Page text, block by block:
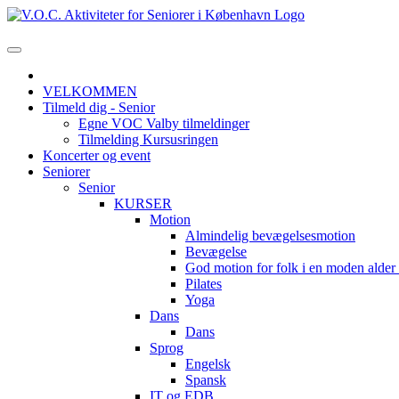
VELKOMMEN
Tilmeld dig - Senior
Egne VOC Valby tilmeldinger
Tilmelding Kursusringen
Koncerter og event
Seniorer
Senior
KURSER
Motion
Almindelig bevægelsesmotion
Bevægelse
God motion for folk i en moden
Pilates
Yoga
Dans
Dans
Sprog
Engelsk
Spansk
IT og EDB